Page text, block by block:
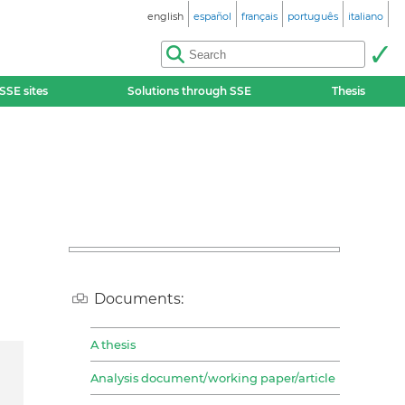
english español français português italiano
SSE sites Solutions through SSE Thesis
Documents:
A thesis
Analysis document/working paper/article